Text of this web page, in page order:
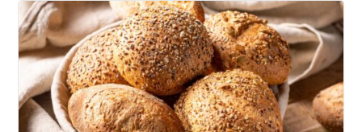
Licht, luchtig en eiwitrijk broodje op basis van
kwark!